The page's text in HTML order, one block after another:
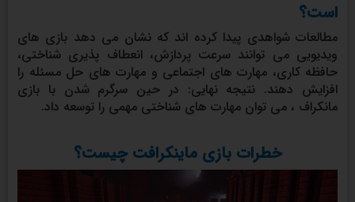
است؟
مطالعات شواهدی پیدا کرده اند که نشان می دهد بازی های
ویدیویی می توانند سرعت پردازش، انعطاف پذیری شناختی،
حافظه کاری، مهارت های اجتماعی و مهارت های حل مسئله را
افزایش دهند. نتیجه نهایی: در حین سرگرم شدن با بازی
مانکراف ، می توان مهارت های شناختی مهمی را توسعه داد.
خطرات بازی ماینکرافت چیست؟